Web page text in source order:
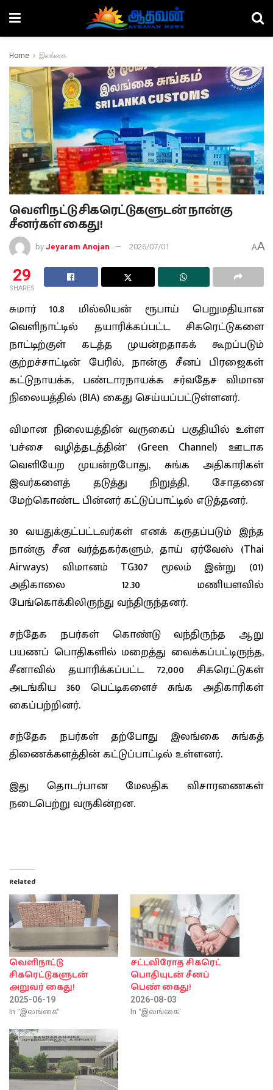
Home இலங்கை
வெளிநட்டு சிகரெட்டுகளுடன் நான்கு
சீனர்கள் கைது!
by Jeyaram Anojan 2026/07/01 AA
29
SHARES
சுமார் 10.8 மில்லியன் ரூபாய் பெறுமதியான
வெளிநாட்டில் தயாரிக்கப்பட்ட சிகரெட்டுகளை
நாட்டிற்குள் கடத்த முயன்றதாகக் கூறப்படும்
குற்றச்சாட்டின் பேரில், நான்கு சீனப் பிரஜைகள்
கட்டுநாயக்க, பண்டாரநாயக்க சர்வதேச விமான
நிலையத்தில் (BIA) கைது செய்யப்பட்டுள்ளனர்.
விமான நிலையத்தின் வருகைப் பகுதியில் உள்ள
‘பச்சை வழித்தடத்தின்’ (Green Channel) ஊடாக
வெளியேற முயன்றபோது, ​​சுங்க அதிகாரிகள்
இவர்களைத் தடுத்து நிறுத்தி, சோதனை
மேற்கொண்ட பின்னர் கட்டுப்பாட்டில் எடுத்தனர்.
30 வயதுக்குட்பட்டவர்கள் எனக் கருதப்படும் இந்த
நான்கு சீன வர்த்தகர்களும், தாய் ஏர்வேஸ் (Thai
Airways) விமானம் TG307 மூலம் இன்று (01)
அதிகாலை 12.30 மணியளவில்
பேங்கொக்கிலிருந்து வந்திருந்தனர்.
சந்தேக நபர்கள் கொண்டு வந்திருந்த ஆறு
பயணப் பொதிகளில் மறைத்து வைக்கப்பட்டிருந்த,
சீனாவில் தயாரிக்கப்பட்ட 72,000 சிகரெட்டுகள்
அடங்கிய 360 பெட்டிகளைச் சுங்க அதிகாரிகள்
கைப்பற்றினர்.
சந்தேக நபர்கள் தற்போது இலங்கை சுங்கத்
திணைக்களத்தின் கட்டுப்பாட்டில் உள்ளனர்.
இது தொடர்பான மேலதிக விசாரணைகள்
நடைபெற்று வருகின்றன.
Related
வெளிநாட்டு
சிகரெட்டுகளுடன்
அறுவர் கைது!
2025-06-19
In "இலங்கை"
சட்டவிரோத சிகரெட்
பொதியுடன் சீனப்
பெண் கைது!
2026-08-03
In "இலங்கை"